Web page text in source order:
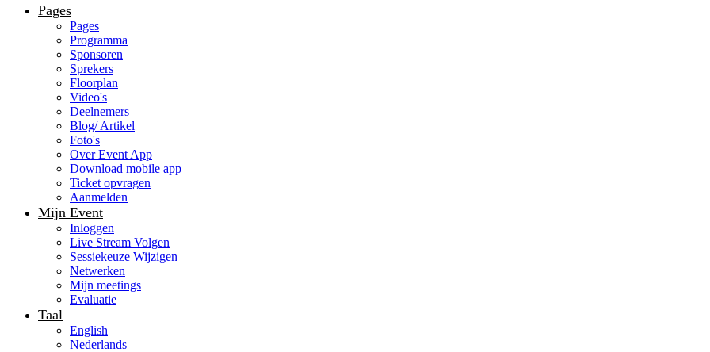
Pages
Pages
Programma
Sponsoren
Sprekers
Floorplan
Video's
Deelnemers
Blog/ Artikel
Foto's
Over Event App
Download mobile app
Ticket opvragen
Aanmelden
Mijn Event
Inloggen
Live Stream Volgen
Sessiekeuze Wijzigen
Netwerken
Mijn meetings
Evaluatie
Taal
English
Nederlands